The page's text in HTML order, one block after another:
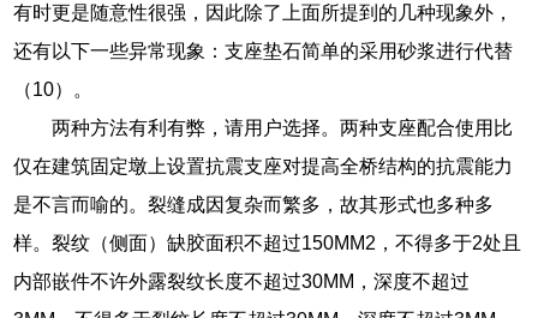
有时更是随意性很强，因此除了上面所提到的几种现象外，
还有以下一些异常现象：支座垫石简单的采用砂浆进行代替
（10）。
两种方法有利有弊，请用户选择。两种支座配合使用比
仅在建筑固定墩上设置抗震支座对提高全桥结构的抗震能力
是不言而喻的。裂缝成因复杂而繁多，故其形式也多种多
样。裂纹（侧面）缺胶面积不超过150MM2，不得多于2处且
内部嵌件不许外露裂纹长度不超过30MM，深度不超过